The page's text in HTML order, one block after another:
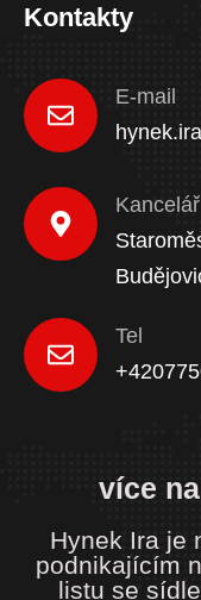
Kontakty
E-mail
Kancelář
Tel
více
Hynek Ira je
podnikajícím
listu se